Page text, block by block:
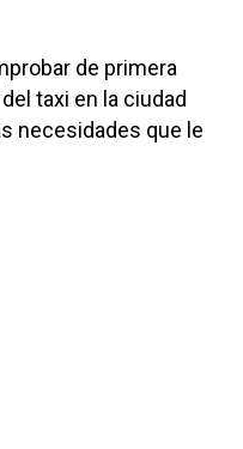
de primera
taxi en la ciudad
necesidades que le